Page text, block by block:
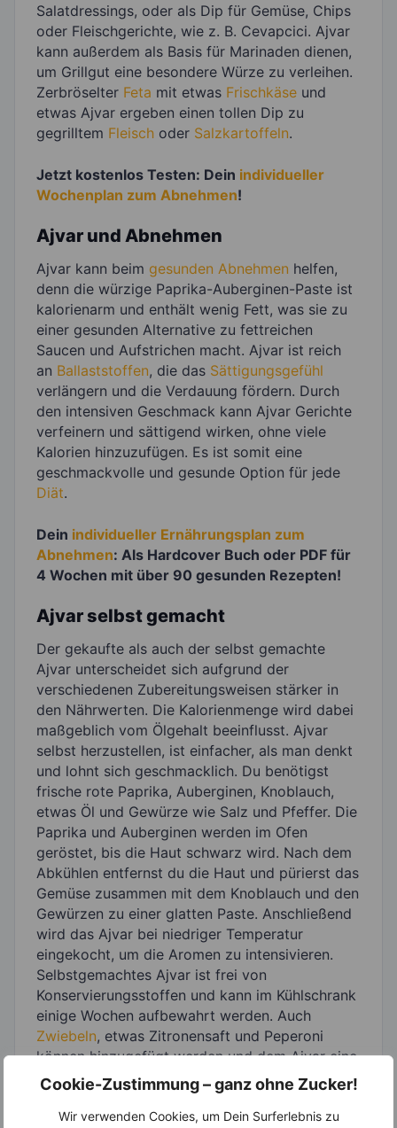
Cookie-Zustimmung – ganz ohne Zucker!
Wir verwenden Cookies, um Dein Surferlebnis zu
Salatdressings, oder als Dip für Gemüse, Chips
oder Fleischgerichte, wie z. B. Cevapcici. Ajvar
kann außerdem als Basis für Marinaden dienen,
um Grillgut eine besondere Würze zu verleihen.
Zerbröselter Feta mit etwas Frischkäse und
etwas Ajvar ergeben einen tollen Dip zu
gegrilltem Fleisch oder Salzkartoffeln.
Jetzt kostenlos Testen: Dein individueller
Wochenplan zum Abnehmen!
Ajvar und Abnehmen
Ajvar kann beim gesunden Abnehmen helfen,
denn die würzige Paprika-Auberginen-Paste ist
kalorienarm und enthält wenig Fett, was sie zu
einer gesunden Alternative zu fettreichen
Saucen und Aufstrichen macht. Ajvar ist reich
an Ballaststoffen, die das Sättigungsgefühl
verlängern und die Verdauung fördern. Durch
den intensiven Geschmack kann Ajvar Gerichte
verfeinern und sättigend wirken, ohne viele
Kalorien hinzuzufügen. Es ist somit eine
geschmackvolle und gesunde Option für jede
Diät.
Dein individueller Ernährungsplan zum
Abnehmen: Als Hardcover Buch oder PDF für
4 Wochen mit über 90 gesunden Rezepten!
Ajvar selbst gemacht
Der gekaufte als auch der selbst gemachte
Ajvar unterscheidet sich aufgrund der
verschiedenen Zubereitungsweisen stärker in
den Nährwerten. Die Kalorienmenge wird dabei
maßgeblich vom Ölgehalt beeinflusst. Ajvar
selbst herzustellen, ist einfacher, als man denkt
und lohnt sich geschmacklich. Du benötigst
frische rote Paprika, Auberginen, Knoblauch,
etwas Öl und Gewürze wie Salz und Pfeffer. Die
Paprika und Auberginen werden im Ofen
geröstet, bis die Haut schwarz wird. Nach dem
Abkühlen entfernst du die Haut und pürierst das
Gemüse zusammen mit dem Knoblauch und den
Gewürzen zu einer glatten Paste. Anschließend
wird das Ajvar bei niedriger Temperatur
eingekocht, um die Aromen zu intensivieren.
Selbstgemachtes Ajvar ist frei von
Konservierungsstoffen und kann im Kühlschrank
einige Wochen aufbewahrt werden. Auch
Zwiebeln, etwas Zitronensaft und Peperoni
können hinzugefügt werden und dem Ajvar eine
spezielle Note verleihen.